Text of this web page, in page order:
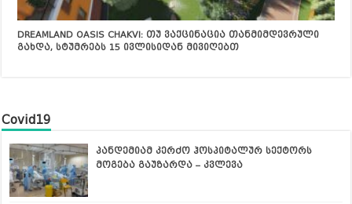
DREAMLAND OASIS CHAKVI: თუ ვაქცინაცია თანმიმდევრული
გახდა, სტუმრებს 15 ივლისიდან მივიღებთ
Covid19
პანდემიამ კერძო ჰოსპიტალურ სექტორს
მოგება გაუზარდა – კვლევა